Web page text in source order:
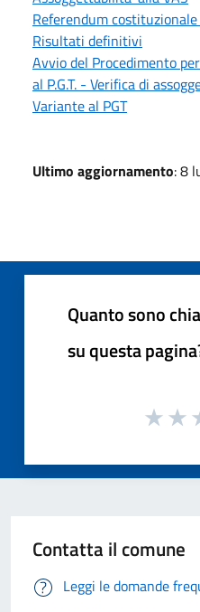
Referendum
Risultati definitivi
Avvio del Procedimento
al P.G.T. - Verifica di
Variante al PGT
Ultimo aggiornamento: 8
Quanto sono
su questa
Contatta il comune
Leggi le domande